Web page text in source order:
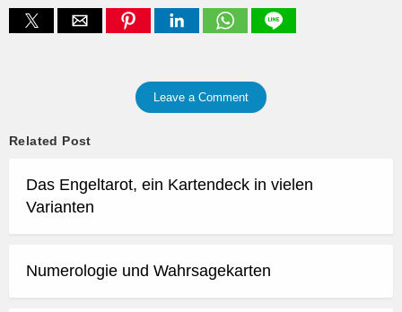
Leave a Comment
Related Post
Das Engeltarot, ein Kartendeck in vielen
Varianten
Numerologie und Wahrsagekarten